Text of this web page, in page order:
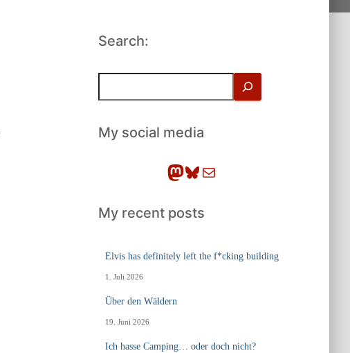
Search:
h
eMy social media
Mastodon Bluesky E-Mail
My recent posts
Elvis has definitely left the f*cking building
1. Juli 2026
Über den Wäldern
19. Juni 2026
Ich hasse Camping… oder doch nicht?